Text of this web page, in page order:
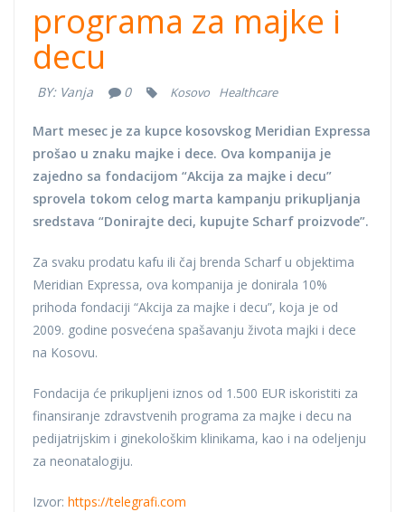
programa za majke i
decu
BY: Vanja 0 Kosovo Healthcare
Mart mesec je za kupce kosovskog Meridian Expressa
prošao u znaku majke i dece. Ova kompanija je
zajedno sa fondacijom “Akcija za majke i decu”
sprovela tokom celog marta kampanju prikupljanja
sredstava “Donirajte deci, kupujte Scharf proizvode”.
Za svaku prodatu kafu ili čaj brenda Scharf u objektima
Meridian Expressa, ova kompanija je donirala 10%
prihoda fondaciji “Akcija za majke i decu”, koja je od
2009. godine posvećena spašavanju života majki i dece
na Kosovu.
Fondacija će prikupljeni iznos od 1.500 EUR iskoristiti za
finansiranje zdravstvenih programa za majke i decu na
pedijatrijskim i ginekološkim klinikama, kao i na odeljenju
za neonatalogiju.
Izvor: https://telegrafi.com